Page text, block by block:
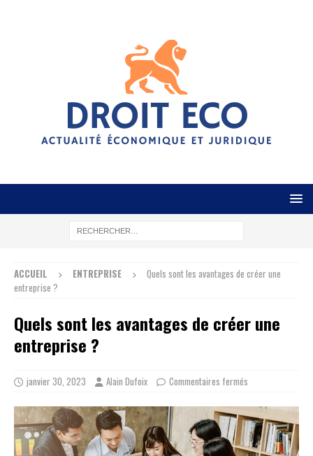
ACCUEIL ENTREPRISE
Quels sont les avantages de créer une
entreprise ?
Quels sont les avantages de créer une
entreprise ?
janvier 30, 2023 Alain Dufoix Commentaires fermés